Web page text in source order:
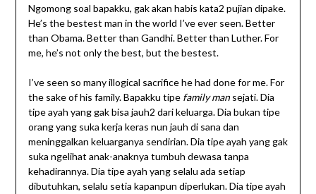
Ngomong soal bapakku, gak akan habis kata2 pujian dipake.
He’s the bestest man in the world I’ve ever seen. Better
than Obama. Better than Gandhi. Better than Luther. For
me, he’s not only the best, but the bestest.
I’ve seen so many illogical sacrifice he had done for me. For
the sake of his family. Bapakku tipe family mansejati. Dia
tipe ayah yang gak bisa jauh2 dari keluarga. Dia bukan tipe
orang yang suka kerja keras nun jauh di sana dan
meninggalkan keluarganya sendirian. Dia tipe ayah yang gak
suka ngelihat anak-anaknya tumbuh dewasa tanpa
kehadirannya. Dia tipe ayah yang selalu ada setiap
dibutuhkan, selalu setia kapanpun diperlukan. Dia tipe ayah